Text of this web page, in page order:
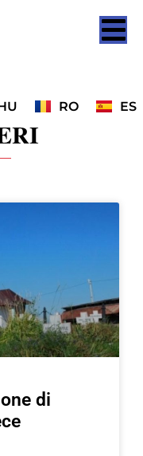
RO ES
di